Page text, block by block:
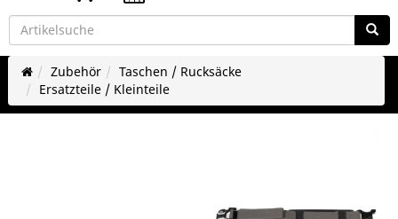
Zubehör
Taschen / Rucksäcke
Ersatzteile / Kleinteile